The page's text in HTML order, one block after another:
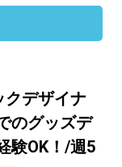
クデザイナ
のグッズデ
験OK！/週5